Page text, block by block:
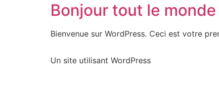
Bonjour tout le monde
Bienvenue sur WordPress. Ceci est votre
Un site utilisant WordPress